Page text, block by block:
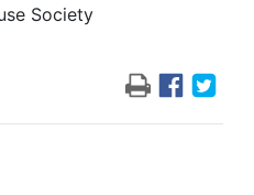
Society